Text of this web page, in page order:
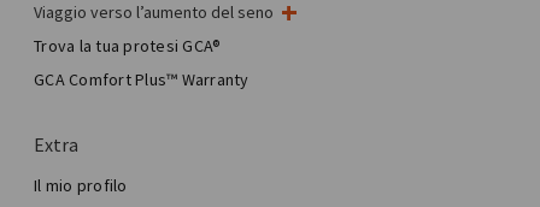
Viaggio verso l’aumento del seno
Il mio intervento al seno
Chirurgia mammaria estetica
Total Breast Reconstruction™
Trova la tua protesi GCA®
GCA Comfort Plus™ Warranty
Extra
Il mio profilo